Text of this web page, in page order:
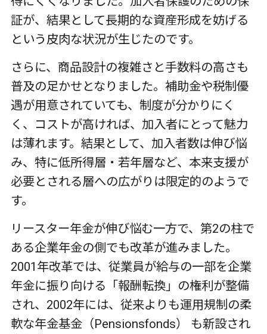
証が、結果として長期的な資産形成を妨げる
という皮肉な状況が生じたのです。
さらに、商品設計の複雑さと手数料の高さも
普及の足かせとなりました。補助金や税制優
遇が用意されていても、制度が分かりにく
く、コストが高ければ、加入者にとって魅力
は薄れます。結果として、加入者数は伸び悩
み、特に低所得層・若年層など、本来支援が
必要とされる層への広がりは限定的のようで
す。
リースター年金が伸び悩む一方で、第2の柱で
ある企業年金の側でも改革が進みました。
2001 年改革では、従業員が給与の一部を企業
年金に振り向ける「報酬転換」の権利が整備
され、 2002年には、従来よりも運用規制の柔
軟な年金基金（ Pensionsfonds） も新設され